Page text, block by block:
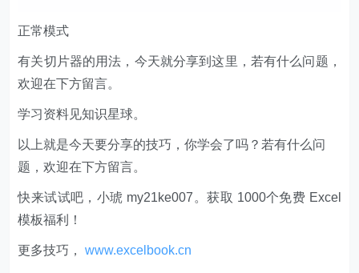
正常模式
有关切片器的用法，今天就分享到这里，若有什么问题，
欢迎在下方留言。
学习资料见知识星球。
以上就是今天要分享的技巧，你学会了吗？若有什么问
题，欢迎在下方留言。
快来试试吧，小琥 my21ke007。获取 1000个免费 Excel
模板福利​​​​！
更多技巧，www.excelbook.cn